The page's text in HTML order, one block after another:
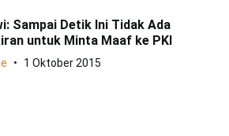
Sampai Detik Ini Tidak Ada
untuk Minta Maaf ke PKI
1 Oktober 2015